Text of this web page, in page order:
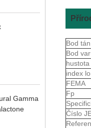
Gamma
Bod
Bod
hustota
index
FEMA
Fp
Číslo